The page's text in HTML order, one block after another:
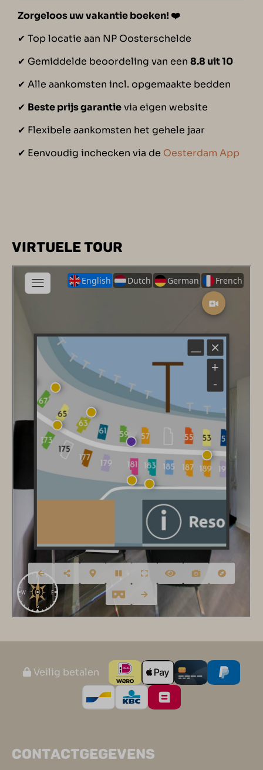
Zorgeloos uw vakantie boeken! ❤️
✔︎ Top locatie aan NP Oosterschelde
✔︎ Gemiddelde beoordeling van een 8.8 uit 10
✔︎ Alle aankomsten incl. opgemaakte bedden
✔︎ Beste prijs garantievia eigen website
✔︎ Flexibele aankomsten het gehele jaar
✔︎ Eenvoudig inchecken via de Oesterdam App
VIRTUELE TOUR
Veilig betalen
CONTACTGEGEVENS